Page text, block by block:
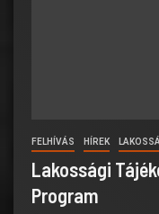
FELHÍVÁS HÍREK
Lakossági
Program